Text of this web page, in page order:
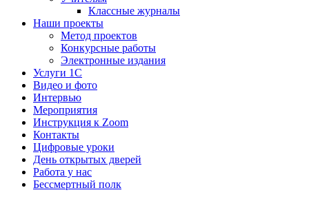
Классные журналы
Наши проекты
Метод проектов
Конкурсные работы
Электронные издания
Услуги 1C
Видео и фото
Интервью
Мероприятия
Инструкция к Zoom
Контакты
Цифровые уроки
День открытых дверей
Работа у нас
Бессмертный полк